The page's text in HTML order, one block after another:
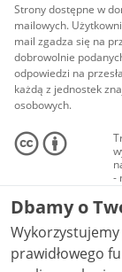
Strony dostępne w
mailowych.
mail zgadza się na
dobrowolnie
odpowiedzi na
każdą z jednostek
osobowych.
-
Dbamy o
prawidłowego